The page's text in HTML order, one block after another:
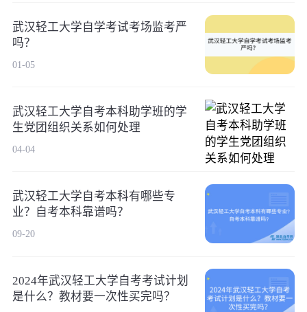
武汉轻工大学自学考试考场监考严
吗？
01-05
武汉轻工大学自考本科助学班的学
生党团组织关系如何处理
04-04
武汉轻工大学自考本科有哪些专
业？自考本科靠谱吗？
09-20
2024年武汉轻工大学自考考试计划
是什么？教材要一次性买完吗？